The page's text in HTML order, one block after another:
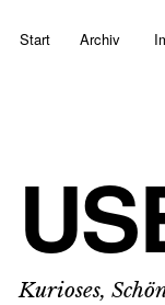
Start Archiv
Kurioses,